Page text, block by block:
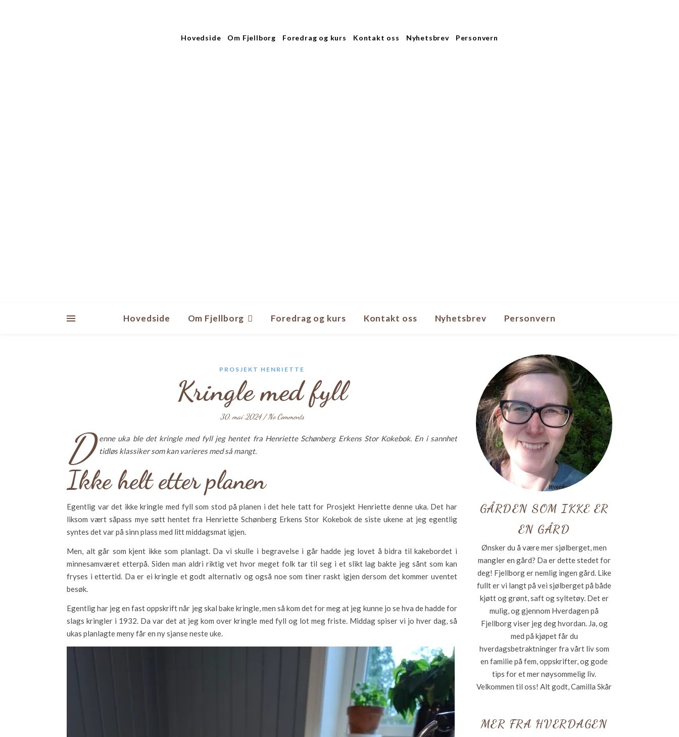
Hovedside Om Fjellborg Foredrag og kurs Kontakt oss Nyhetsbrev Personvern
Hovedside Om Fjellborg Foredrag og kurs Kontakt oss Nyhetsbrev Personvern
PROSJEKT HENRIETTE
Kringle med fyll
30. mai 2024 / No Comments
D
enne uka ble det kringle med fyll jeg hentet fra Henriette Schønberg Erkens Stor Kokebok. En i sannhet
tidløs klassiker som kan varieres med så mangt.
Ikke helt etter planen
Egentlig var det ikke kringle med fyll som stod på planen i det hele tatt for Prosjekt Henriette denne uka. Det har
liksom vært såpass mye søtt hentet fra Henriette Schønberg Erkens Stor Kokebok de siste ukene at jeg egentlig
syntes det var på sinn plass med litt middagsmat igjen.
Men, alt går som kjent ikke som planlagt. Da vi skulle i begravelse i går hadde jeg lovet å bidra til kakebordet i
minnesamværet etterpå. Siden man aldri riktig vet hvor meget folk tar til seg i et slikt lag bakte jeg sånt som kan
fryses i ettertid. Da er ei kringle et godt alternativ og også noe som tiner raskt igjen dersom det kommer uventet
besøk.
Egentlig har jeg en fast oppskrift når jeg skal bake kringle, men så kom det for meg at jeg kunne jo se hva de hadde for
slags kringler i 1932. Da var det at jeg kom over kringle med fyll og lot meg friste. Middag spiser vi jo hver dag, så
ukas planlagte meny får en ny sjanse neste uke.
GÅRDEN SOM IKKE ER
EN GÅRD
Ønsker du å være mer sjølberget, men
mangler en gård? Da er dette stedet for
deg! Fjellborg er nemlig ingen gård. Like
fullt er vi langt på vei sjølberget på både
kjøtt og grønt, saft og syltetøy. Det er
mulig, og gjennom Hverdagen på
Fjellborg viser jeg deg hvordan. Ja, og
med på kjøpet får du
hverdagsbetraktninger fra vårt liv som
en familie på fem, oppskrifter, og gode
tips for et mer nøysommelig liv.
Velkommen til oss! Alt godt, Camilla Skår
MER FRA HVERDAGEN